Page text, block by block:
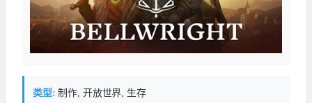
类型: 制作, 开放世界, 生存